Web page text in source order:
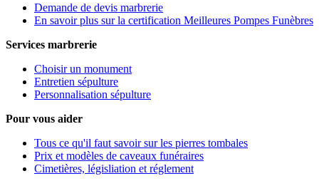
Demande de devis marbrerie
En savoir plus sur la certification Meilleures Pompes Funèbres
Services marbrerie
Choisir un monument
Entretien sépulture
Personnalisation sépulture
Pour vous aider
Tous ce qu'il faut savoir sur les pierres tombales
Prix et modèles de caveaux funéraires
Cimetières, législiation et réglement